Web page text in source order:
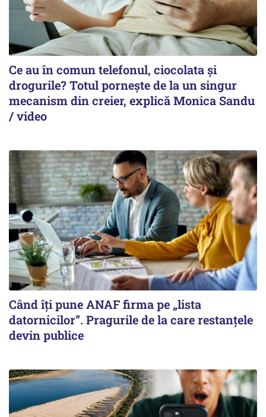
Ce au în comun telefonul, ciocolata și
drogurile? Totul pornește de la un singur
mecanism din creier, explică Monica Sandu
/ video
Când îți pune ANAF firma pe „lista
datornicilor”. Pragurile de la care restanțele
devin publice